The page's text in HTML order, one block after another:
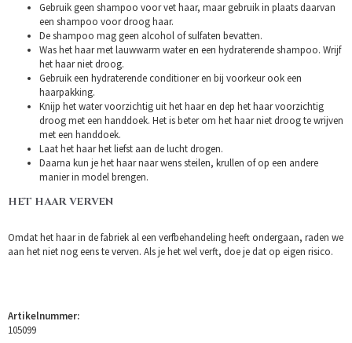
Gebruik geen shampoo voor vet haar, maar gebruik in plaats daarvan
een shampoo voor droog haar.
De shampoo mag geen alcohol of sulfaten bevatten.
Was het haar met lauwwarm water en een hydraterende shampoo. Wrijf
het haar niet droog.
Gebruik een hydraterende conditioner en bij voorkeur ook een
haarpakking.
Knijp het water voorzichtig uit het haar en dep het haar voorzichtig
droog met een handdoek. Het is beter om het haar niet droog te wrijven
met een handdoek.
Laat het haar het liefst aan de lucht drogen.
Daarna kun je het haar naar wens steilen, krullen of op een andere
manier in model brengen.
HET HAAR VERVEN
Omdat het haar in de fabriek al een verfbehandeling heeft ondergaan, raden we
aan het niet nog eens te verven. Als je het wel verft, doe je dat op eigen risico.
Artikelnummer:
105099